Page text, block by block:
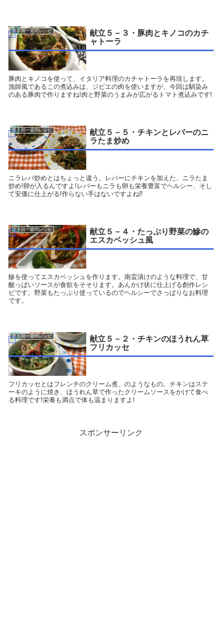
第５回一週間レシピ
献立５－３・豚肉とキノコのカチ
ャトーラ
豚肉とキノコを使って、イタリア料理のカチャトーラを再現します。
漁師風であるこの煮込みは、ジビエの肉を使いますが、今回は馴染み
のある豚肉で作りますね!肉と野菜のうまみが広がるトマト煮込みです!
第５回一週間レシピ
献立５－５・チキンとレバーのニ
ラたま炒め
ニラレバ炒めとはちょっと違う。レバーにチキンを加えた、ニラたま
炒め!卵が入るんですよ!レバーもニラも卵も栄養豊富でヘルシー、そし
て安価に仕上がる!作らない手はないですよね⁉
第５回一週間レシピ
献立５－４・たっぷり野菜の鰺の
エスカベッシュ風
鰺を使ってエスカベッシュを作ります。南蛮漬けのような料理で、甘
酸っぱいソースが食欲をそそります。あんかけ状に仕上げる創作レシ
ピです。野菜もたっぷり使っているのでヘルシーでさっぱりなお料理
です。
第５回一週間レシピ
献立５－２・チキンのほうれん草
フリカッセ
フリカッセとはフレンチのクリーム煮、のようなもの。チキンはステ
ーキのように焼き、ほうれん草で作ったクリームソースをかけて食べ
る料理です!栄養も満点で体も温まりますよ!
スポンサーリンク